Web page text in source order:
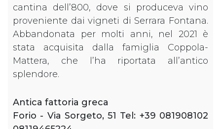
cantina dell’800, dove si produceva vino
proveniente dai vigneti di Serrara Fontana.
Abbandonata per molti anni, nel 2021 è
stata acquisita dalla famiglia Coppola-
Mattera, che l’ha riportata all’antico
splendore.
Antica fattoria greca
Forio - Via Sorgeto, 51 Tel: +39 081908102